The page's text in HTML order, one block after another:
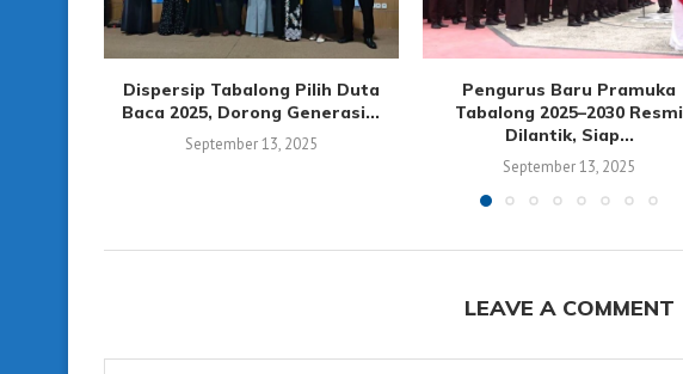
Dispersip Tabalong Pilih Duta
Baca 2025, Dorong Generasi...
September 13, 2025
Pengurus Baru Pramuka
Tabalong 2025–2030 Resmi
Dilantik, Siap...
September 13, 2025
LEAVE A COMMENT